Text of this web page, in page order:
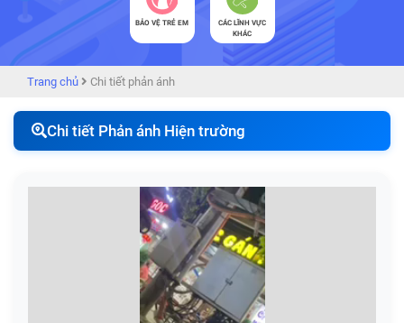
BẢO VỆ TRẺ EM
CÁC LĨNH VỰC
KHÁC
Trang chủ Chi tiết phản ánh
Chi tiết Phản ánh Hiện trường